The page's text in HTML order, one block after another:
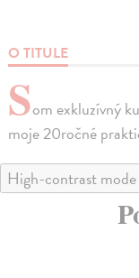
O TITULE
Som exkluzívný
moje 20ročné
High-contrast mode